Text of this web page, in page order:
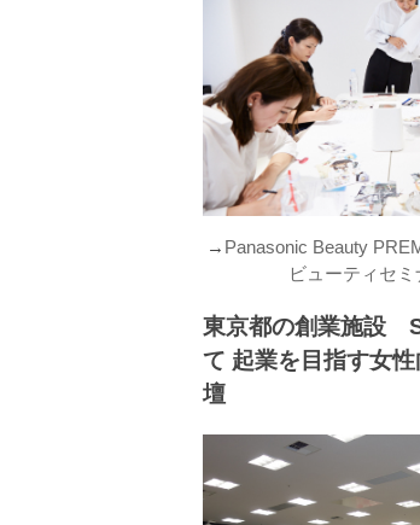
→ Panasonic Beauty
ビューティセミ
東京都の創業施設
て 起業を目指す女
壇